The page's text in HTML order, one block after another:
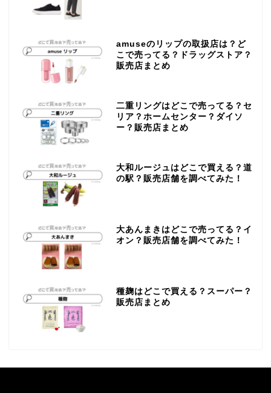
amuseのリップの取扱店は？ど
こで売ってる？ドラッグストア？
販売店まとめ
二重リングはどこで売ってる？セ
リア？ホームセンター？ダイソ
ー？販売店まとめ
大和ルージュはどこで買える？道
の駅？販売店舗を調べてみた！
大あんまきはどこで売ってる？イ
オン？販売店舗を調べてみた！
種麹はどこで買える？スーパー？
販売店まとめ